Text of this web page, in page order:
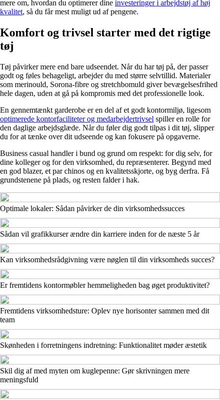
mere om, hvordan du optimerer dine investeringer i arbejdstøj af høj
kvalitet, så du får mest muligt ud af pengene.
Komfort og trivsel starter med det rigtige
tøj
Tøj påvirker mere end bare udseendet. Når du har tøj på, der passer
godt og føles behageligt, arbejder du med større selvtillid. Materialer
som merinould, Sorona-fibre og stretchbomuld giver bevægelsesfrihed
hele dagen, uden at gå på kompromis med det professionelle look.
En gennemtænkt garderobe er en del af et godt kontormiljø, ligesom
optimerede kontorfaciliteter og medarbejdertrivsel spiller en rolle for
den daglige arbejdsglæde. Når du føler dig godt tilpas i dit tøj, slipper
du for at tænke over dit udseende og kan fokusere på opgaverne.
Business casual handler i bund og grund om respekt: for dig selv, for
dine kolleger og for den virksomhed, du repræsenterer. Begynd med
en god blazer, et par chinos og en kvalitetsskjorte, og byg derfra. Få
grundstenene på plads, og resten falder i hak.
Optimale lokaler: Sådan påvirker de din virksomhedssucces
Sådan vil grafikkurser ændre din karriere inden for de næste 5 år
Kan virksomhedsrådgivning være nøglen til din virksomheds succes?
Er fremtidens kontormøbler hemmeligheden bag øget produktivitet?
Fremtidens virksomhedsture: Oplev nye horisonter sammen med dit
team
Skønheden i forretningens indretning: Funktionalitet møder æstetik
Skil dig af med myten om kuglepenne: Gør skrivningen mere
meningsfuld